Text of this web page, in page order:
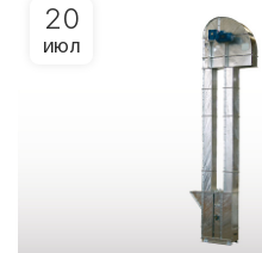
20
ИЮЛ